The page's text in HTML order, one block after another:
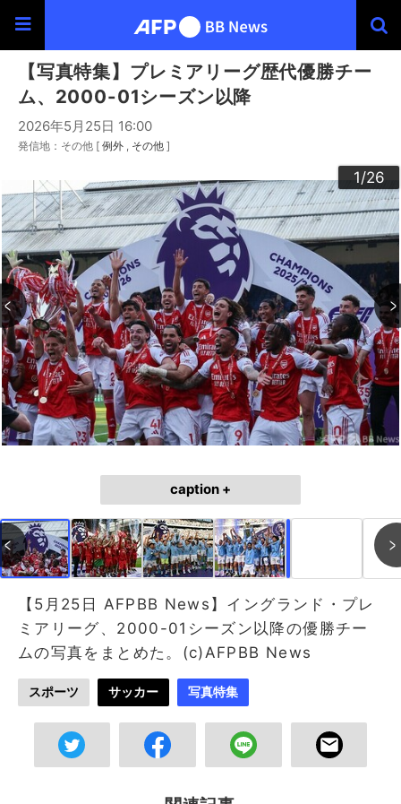
【写真特集】プレミアリーグ歴代優勝チー
ム、2000-01シーズン以降
2026年5月25日 16:00
発信地：その他 [ 例外 その他 ]
1/26
2/26
3/26
4/26
5/26
6/26
7/26
8/26
9/26
10/26
11/26
12/26
13/26
14/26
15/26
16/26
17/26
18/26
19/26
20/26
21/26
22/26
23/26
24/26
25/26
26/26
caption +
成中 画像作成中
【5月25日 AFPBB News】イングランド・プレ
ミアリーグ、2000-01シーズン以降の優勝チー
ムの写真をまとめた。(c)AFPBB News
スポーツ サッカー 写真特集